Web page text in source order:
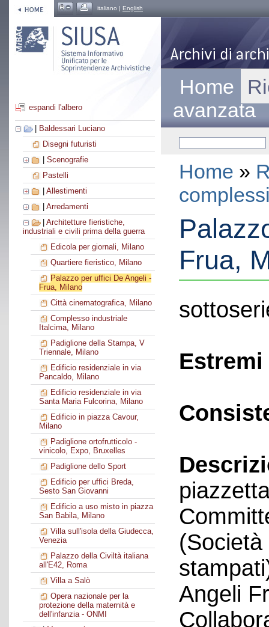
italiano | English
espandi l'albero
Baldessari Luciano
Disegni futuristi
Scenografie
Pastelli
Allestimenti
Arredamenti
Architetture fieristiche,
industriali e civili prima della guerra
Edicola per giornali, Milano
Quartiere fieristico, Milano
Palazzo per uffici De Angeli -
Frua, Milano
Città cinematografica, Milano
Complesso industriale
Italcima, Milano
Padiglione della Stampa, V
Triennale, Milano
Edificio residenziale in via
Pancaldo, Milano
Edificio residenziale in via
Santa Maria Fulcorina, Milano
Edificio in piazza Cavour,
Milano
Padiglione ortofrutticolo -
vinicolo, Expo, Bruxelles
Padiglione dello Sport
Edificio per uffici Breda,
Sesto San Giovanni
Edificio a uso misto in piazza
San Babila, Milano
Villa sull'isola della Giudecca,
Venezia
Palazzo della Civiltà italiana
all'E42, Roma
Villa a Salò
Opera nazionale per la
protezione della maternità e
dell'infanzia - ONMI
Home
avanzata
Home »
Frua,
Angeli